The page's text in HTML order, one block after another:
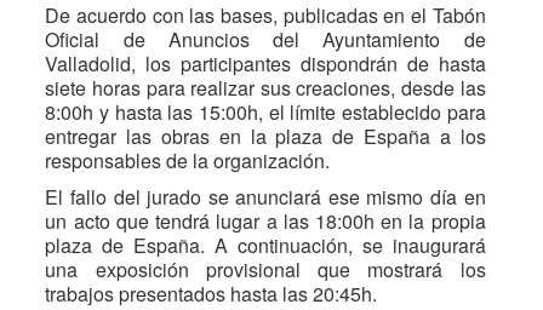
De acuerdo con las bases, publicadas en el Tabón
Oficial de Anuncios del Ayuntamiento de
Valladolid, los participantes dispondrán de hasta
siete horas para realizar sus creaciones, desde las
8:00h y hasta las 15:00h, el límite establecido para
entregar las obras en la plaza de España a los
responsables de la organización.
El fallo del jurado se anunciará ese mismo día en
un acto que tendrá lugar a las 18:00h en la propia
plaza de España. A continuación, se inaugurará
una exposición provisional que mostrará los
trabajos presentados hasta las 20:45h.